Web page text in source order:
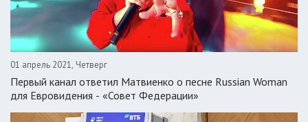
01 апрель 2021, Четверг
Первый канал ответил Матвиенко о песне Russian Woman
для Евровидения - «Совет Федерации»